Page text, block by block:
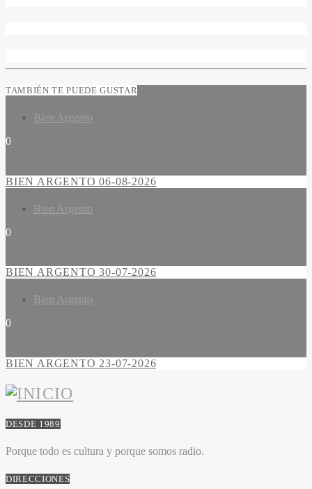
TAMBIÉN TE PUEDE GUSTAR
Bien Argento
0
BIEN ARGENTO 06-08-2026
Bien Argento
0
BIEN ARGENTO 30-07-2026
Bien Argento
0
BIEN ARGENTO 23-07-2026
DESDE 1989
Porque todo es cultura y porque somos radio.
DIRECCIONES